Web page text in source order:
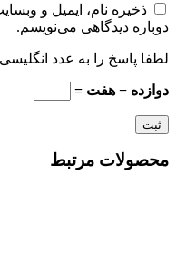
ذخیره نام، ایمیل و
دوباره دیدگاهی می‌نویسم.
لطفا پاسخ را به عدد انگلیسی
دوازده − هفت =
محصولات مرتبط